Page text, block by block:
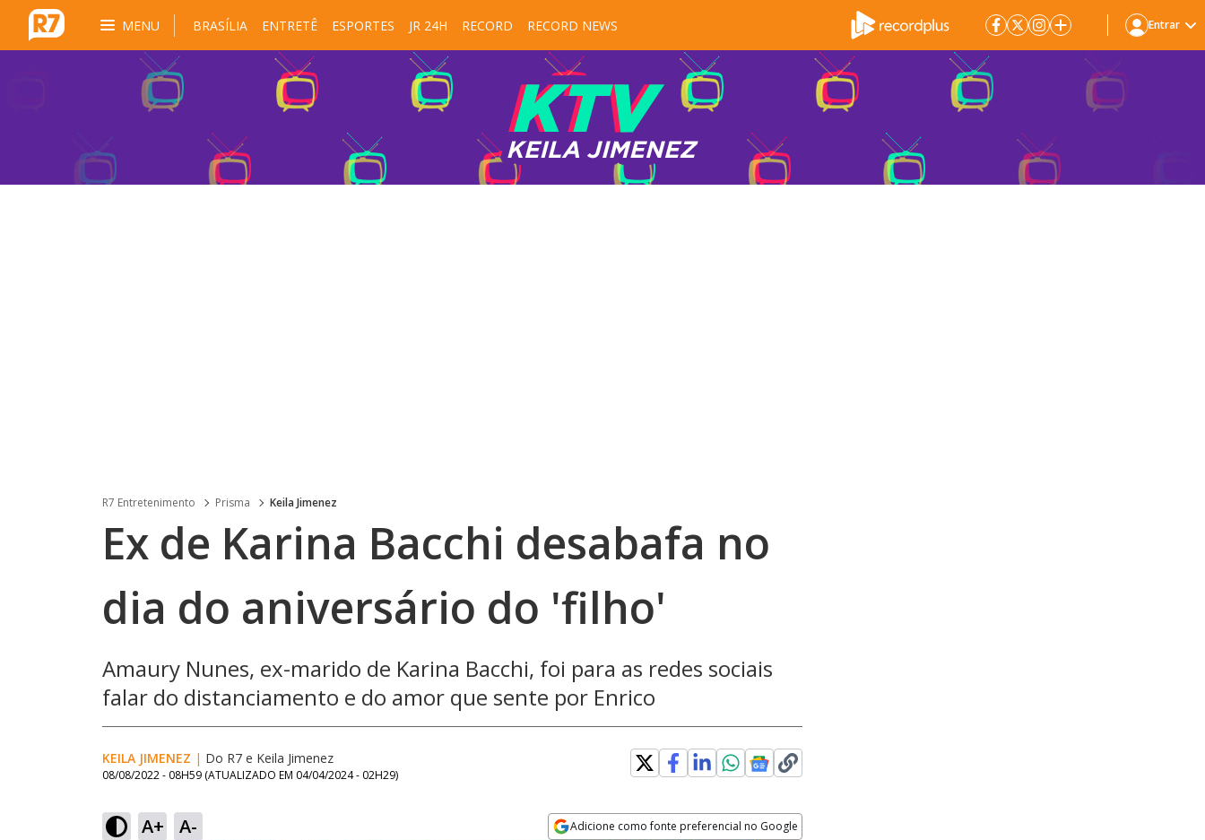
MENU BRASÍLIA ENTRETÊ ESPORTES JR 24H RECORD RECORD NEWS Entrar
R7 Entretenimento Prisma Keila Jimenez
Ex de Karina Bacchi desabafa no
dia do aniversário do 'filho'
Amaury Nunes, ex-marido de Karina Bacchi, foi para as redes sociais
falar do distanciamento e do amor que sente por Enrico
KEILA JIMENEZ | Do R7 e Keila Jimenez
08/08/2022 - 08H59 (ATUALIZADO EM 04/04/2024 - 02H29)
A+ A- Adicione como fonte preferencial no Google